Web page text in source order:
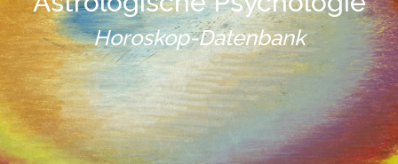
Horoskop-Datenbank